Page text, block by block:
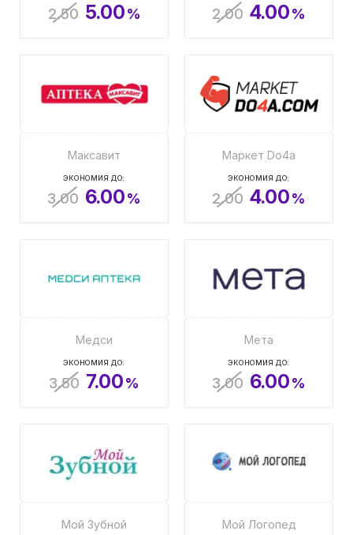
2.50 5.00% 2.00 4.00%
Максавит
ЭКОНОМИЯ ДО:
3.00 6.00%
Маркет Do4a
ЭКОНОМИЯ ДО:
2.00 4.00%
Медси
ЭКОНОМИЯ ДО:
3.50 7.00%
Мета
ЭКОНОМИЯ ДО:
3.00 6.00%
Мой Зубной Мой Логопед